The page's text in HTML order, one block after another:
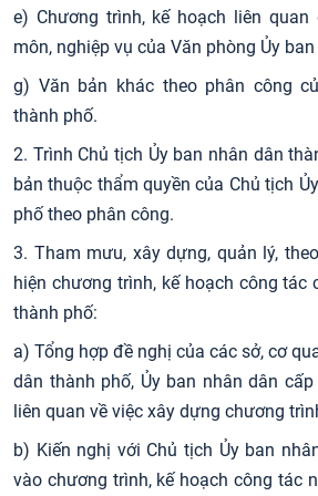
e) Chương trình, kế hoạch liên
môn, nghiệp vụ của Văn phòng Ủy
g) Văn bản khác theo phân công
thành phố.
2. Trình Chủ tịch Ủy ban nhân dân
bản thuộc thẩm quyền của Chủ tịch
phố theo phân công.
3. Tham mưu, xây dựng, quản lý,
hiện chương trình, kế hoạch công tác
thành phố:
a) Tổng hợp đề nghị của các sở, cơ
dân thành phố, Ủy ban nhân dân
liên quan về việc xây dựng chương
b) Kiến nghị với Chủ tịch Ủy ban
vào chương trình, kế hoạch công tác